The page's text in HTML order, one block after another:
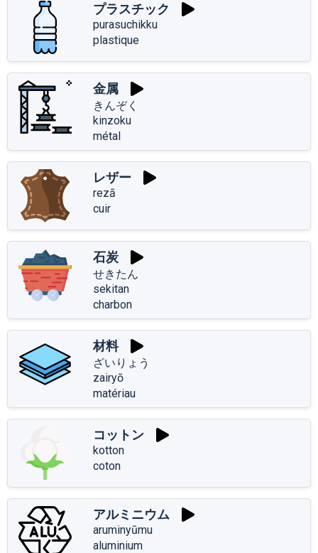
プラスチック
purasuchikku
plastique
金属
きんぞく
kinzoku
métal
レザー
rezā
cuir
石炭
せきたん
sekitan
charbon
材料
ざいりょう
zairyō
matériau
コットン
kotton
coton
アルミニウム
aruminyūmu
aluminium